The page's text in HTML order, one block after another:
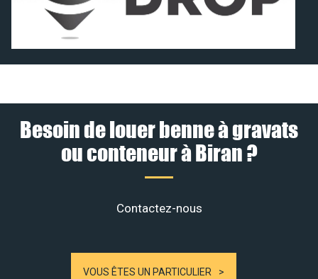
Besoin de louer benne à gravats
ou conteneur à Biran ?
Contactez-nous
VOUS ÊTES UN PARTICULIER